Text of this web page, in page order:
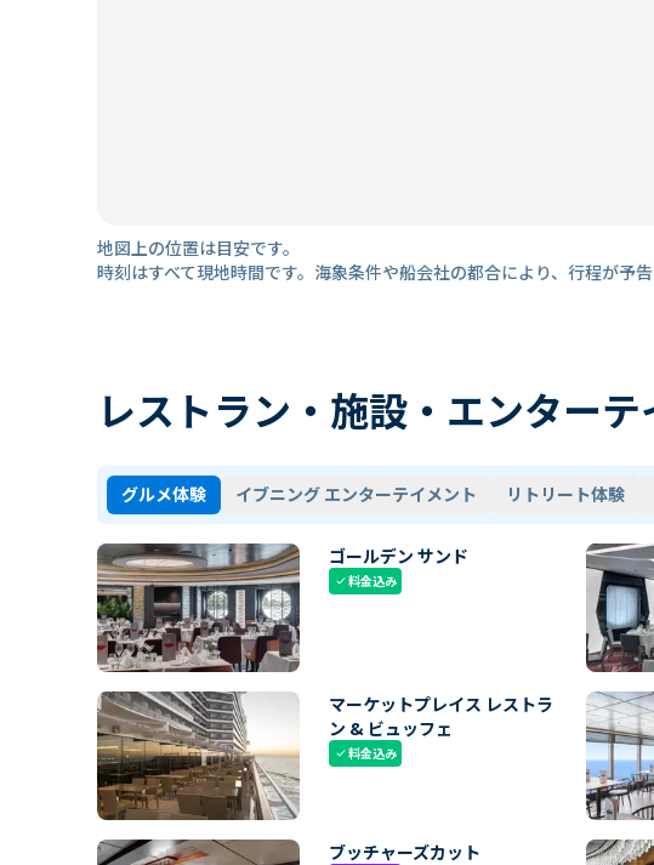
地図上の位置は目安です。
時刻はすべて現地時間です。海象条件や船会社の都合により、行程が予
レストラン・施設・エンター
グルメ体験 イブニング エンターテイメント リトリート体験
ゴールデン サンド
check料金込み
マーケットプレイス レストラ
ン & ビュッフェ
check料金込み
ブッチャーズカット